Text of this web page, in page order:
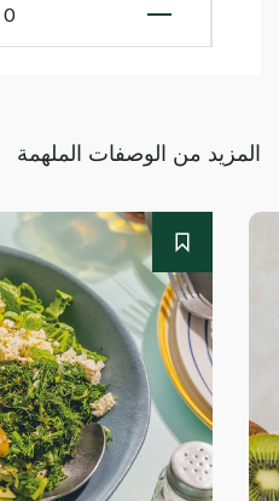
0
المزيد من الوصفات الملهمة